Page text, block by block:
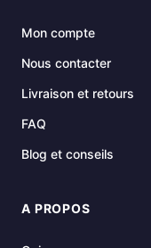
Mon compte
Nous contacter
Livraison et retours
FAQ
Blog et conseils
A PROPOS